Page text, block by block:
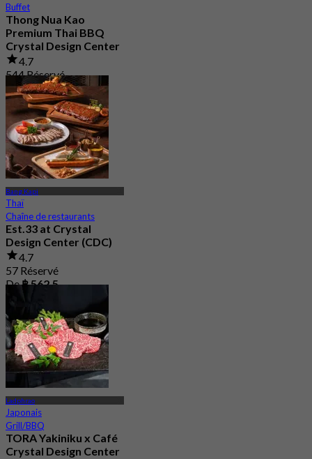
Buffet
Thong Nua Kao
Premium Thai BBQ
Crystal Design Center
4.7
544 Réservé
De฿ 529
Bang Kapi
Thaï
Chaîne de restaurants
Est.33 at Crystal
Design Center (CDC)
4.7
57 Réservé
De฿ 562.5
Ladphrao
Japonais
Grill/BBQ
TORA Yakiniku x Café
Crystal Design Center